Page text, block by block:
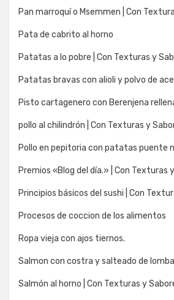
Pan marroquí o Msemmen | Con
Pata de cabrito al horno
Patatas a lo pobre | Con Texturas y
Patatas bravas con alioli y polvo de
Pisto cartagenero con Berenjena
pollo al chilindrón | Con Texturas y
Pollo en pepitoria con patatas puente
Premios «Blog del día.» | Con Texturas
Principios básicos del sushi | Con
Procesos de coccion de los alimentos
Ropa vieja con ajos tiernos.
Salmon con costra y salteado de
Salmón al horno | Con Texturas y